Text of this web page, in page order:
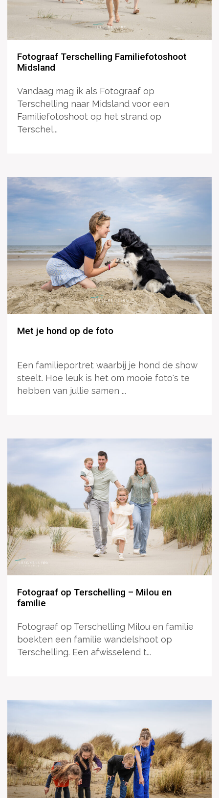
Fotograaf Terschelling Familiefotoshoot
Midsland
Vandaag mag ik als Fotograaf op
Terschelling naar Midsland voor een
Familiefotoshoot op het strand op
Terschel...
Met je hond op de foto
Een familieportret waarbij je hond de show
steelt. Hoe leuk is het om mooie foto's te
hebben van jullie samen ...
Fotograaf op Terschelling – Milou en
familie
Fotograaf op Terschelling Milou en familie
boekten een familie wandelshoot op
Terschelling. Een afwisselend t...